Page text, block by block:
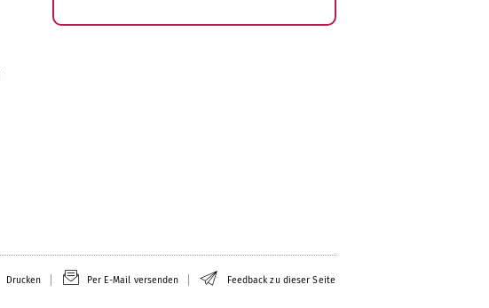
Drucken Per E-Mail versenden Feedback zu dieser Seite